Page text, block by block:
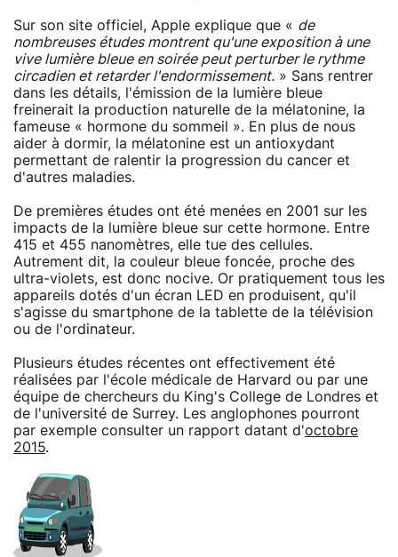
Sur son site officiel, Apple explique que « de
nombreuses études montrent qu'une exposition à une
vive lumière bleue en soirée peut perturber le rythme
circadien et retarder l'endormissement. » Sans rentrer
dans les détails, l'émission de la lumière bleue
freinerait la production naturelle de la mélatonine, la
fameuse « hormone du sommeil ». En plus de nous
aider à dormir, la mélatonine est un antioxydant
permettant de ralentir la progression du cancer et
d'autres maladies.
De premières études ont été menées en 2001 sur les
impacts de la lumière bleue sur cette hormone. Entre
415 et 455 nanomètres, elle tue des cellules.
Autrement dit, la couleur bleue foncée, proche des
ultra-violets, est donc nocive. Or pratiquement tous les
appareils dotés d'un écran LED en produisent, qu'il
s'agisse du smartphone de la tablette de la télévision
ou de l'ordinateur.
Plusieurs études récentes ont effectivement été
réalisées par l'école médicale de Harvard ou par une
équipe de chercheurs du King's College de Londres et
de l'université de Surrey. Les anglophones pourront
par exemple consulter un rapport datant d'octobre
2015.